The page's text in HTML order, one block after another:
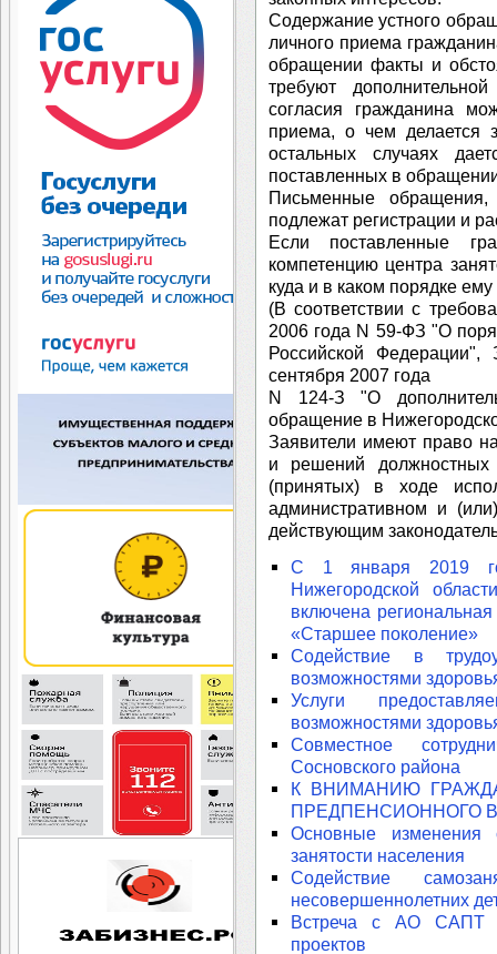
Содержание устного
личного приема
обращении факты и
требуют
согласия гражданина
приема, о чем делается
остальных случаях
поставленных в
Письменные
подлежат регистрации и
Если поставленные
компетенцию центра
куда и в каком порядке ему
(В соответствии с
2006 года N 59-ФЗ "О
Российской
сентября 2007 года
N 124-З "О
обращение в
Заявители имеют право
и решений должностных
(принятых) в ходе
административном и
действующим
С 1 января 2019
Нижегородской
включена
«Старшее поколение»
Содействие в
возможностями
Услуги
возможностями
Совместное
Сосновского района
К ВНИМАНИЮ
ПРЕДПЕНСИОННОГО
Основные изменения
занятости населения
Содействие
несовершеннолетних
Встреча с АО САПТ
проектов